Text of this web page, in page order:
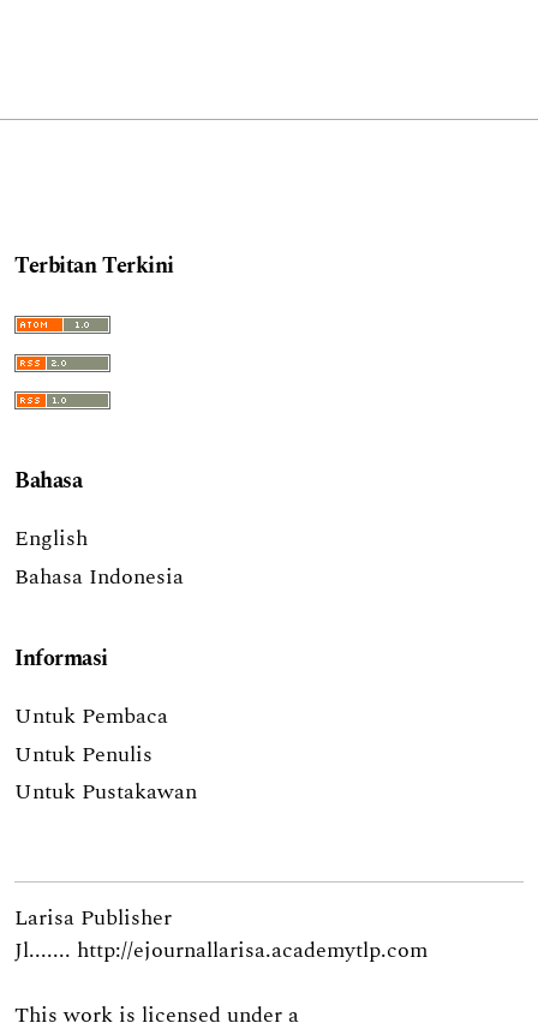
Terbitan Terkini
Bahasa
English
Bahasa Indonesia
Informasi
Untuk Pembaca
Untuk Penulis
Untuk Pustakawan
Larisa Publisher
Jl....... http://ejournallarisa.academytlp.com
This work is licensed under a